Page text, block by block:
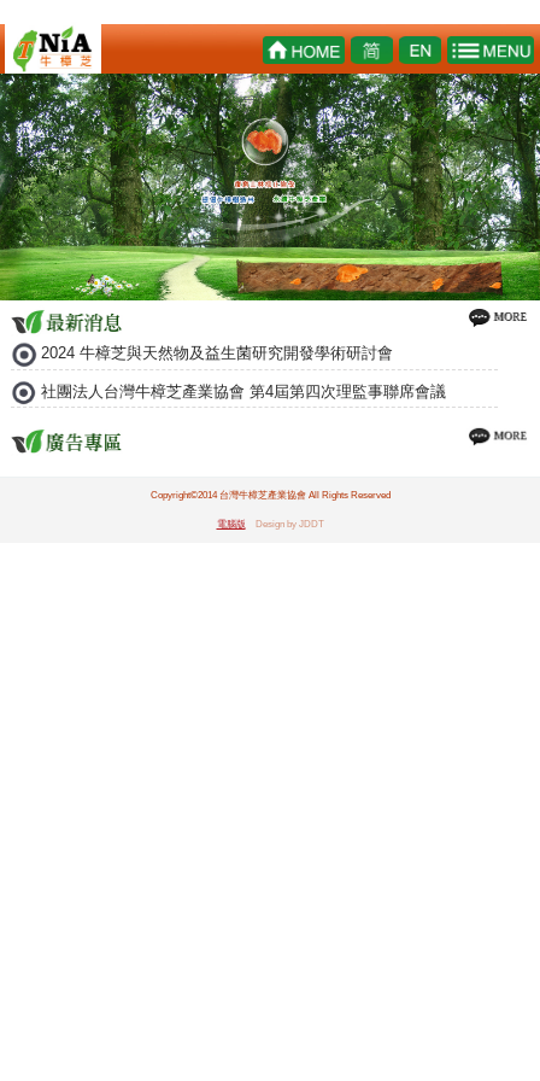
2024 牛樟芝與天然物及益生菌研究開發學術研討會
社團法人台灣牛樟芝產業協會 第4屆第四次理監事聯席會議
Copyright©2014 台灣牛樟芝產業協會 All Rights Reserved
電腦版 Design by JDDT